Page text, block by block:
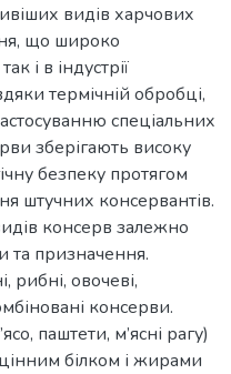
видів харчових
що широко
і в індустрії
термічній обробці,
спеціальних
зберігають високу
безпеку протягом
штучних консервантів.
консерв залежно
та призначення.
рибні, овочеві,
консерви.
паштети, м’ясні рагу)
білком і жирами